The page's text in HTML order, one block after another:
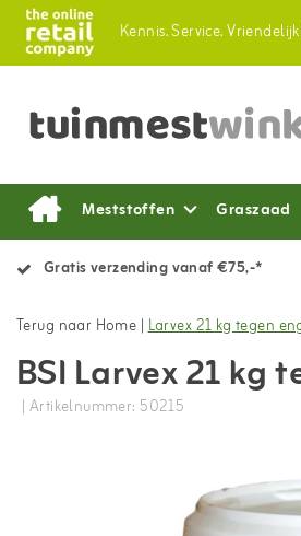
Kennis.Service.
Meststoffen Graszaad
Gratis verzending vanaf €75,-*
Terug naar Home |Larvex 21 kg tegen
BSI Larvex 21 kg
| Artikelnummer: 50215